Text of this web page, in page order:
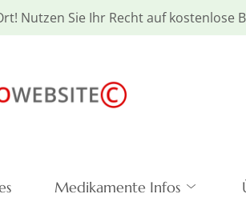
Nutzen Sie Ihr Recht auf kostenlose
Medikamente Infos